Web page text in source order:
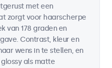
met een
zorgt voor haarscherpe
van 178 graden en
Contrast, kleur en
wens in te stellen, en
als matte